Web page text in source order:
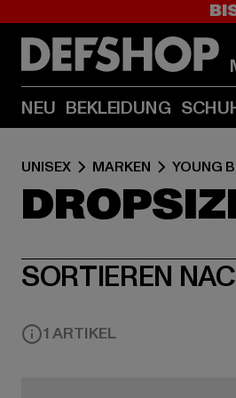
NEU BEKLEIDUNG
UNISEX MARKEN YOUNG
SORTIEREN
1 ARTIKEL